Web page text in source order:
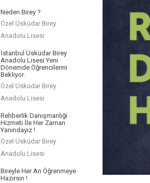
Neden Birey ?
Özel Üsküdar Birey
Anadolu Lisesi
İstanbul Üsküdar Birey
Anadolu Lisesi Yeni
Dönemde Öğrencilerini
Bekliyor.
Özel Üsküdar Birey
Anadolu Lisesi
Rehberlik Danışmanlığı
Hizmeti İle Her Zaman
Yanındayız !
Özel Üsküdar Birey
Anadolu Lisesi
Bireyle Her An Öğrenmeye
Hazırsın !